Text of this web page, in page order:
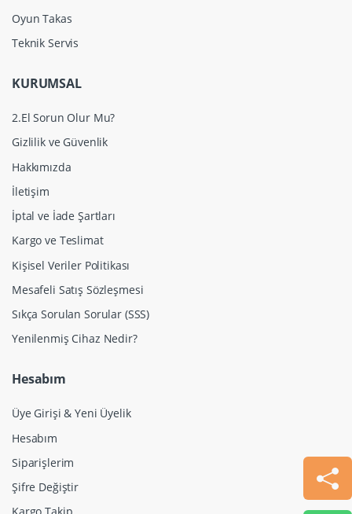
Oyun Takas
Teknik Servis
KURUMSAL
2.El Sorun Olur Mu?
Gizlilik ve Güvenlik
Hakkımızda
İletişim
İptal ve İade Şartları
Kargo ve Teslimat
Kişisel Veriler Politikası
Mesafeli Satış Sözleşmesi
Sıkça Sorulan Sorular (SSS)
Yenilenmiş Cihaz Nedir?
Hesabım
Üye Girişi & Yeni Üyelik
Hesabım
Siparişlerim
Şifre Değiştir